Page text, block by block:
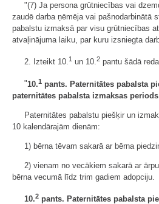
"(7) Ja persona grūtniecības vai
zaudē darba ņēmēja vai pašnodarbinātā
pabalstu izmaksā par visu grūtniecības
atvaļinājuma laiku, par kuru izsniegta
2. Izteikt 10.1 un 10.2 pantu šādā
"10.1 pants. Paternitātes pabalsta
paternitātes pabalsta izmaksas periods
Paternitātes pabalstu piešķir un
10 kalendārajām dienām:
1) bērna tēvam sakarā ar bērna
2) vienam no vecākiem sakarā ar
bērna vecumā līdz trim gadiem adopciju.
10.2 pants. Paternitātes pabalsta